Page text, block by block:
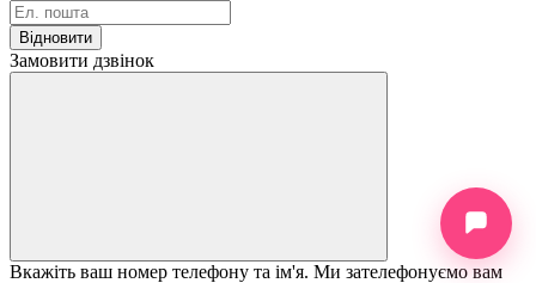
Відновити
Замовити дзвінок
Вкажіть ваш номер телефону та ім'я. Ми зателефонуємо вам